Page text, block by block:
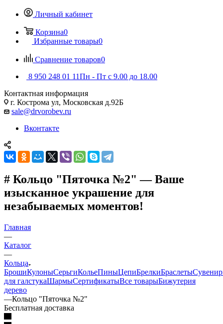
Личный кабинет
Корзина0
Избранные товары0
Сравнение товаров0
8 950 248 01 11Пн - Пт с 9.00 до 18.00
Контактная информация
г. Кострома ул, Московская д.92Б
sale@drvorobev.ru
Вконтакте
# Кольцо "Пяточка №2" — Ваше
изысканное украшение для
незабываемых моментов!
Главная
—
Каталог
—
Кольца
БрошиКулоныСерьгиКольеПиныЦепиБрелкиБраслеты
для галстукаШармыСертификатыВсе товарыБижутерия
дерево
—Кольцо "Пяточка №2"
Бесплатная доставка